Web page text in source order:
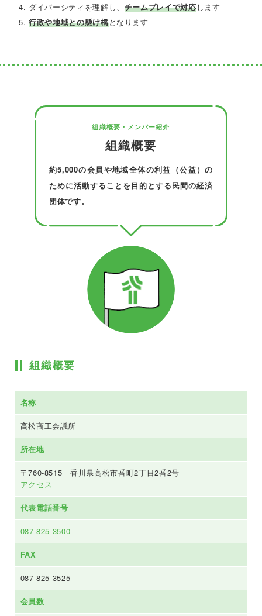
ダイバーシティを理解し、 チームプレイで対応します
行政や地域との懸け橋となります
組織概要・メンバー紹介
組織概要
約5,000の会員や地域全体の利益（公益）の
ために活動することを目的とする民間の経済
団体です。
組織概要
名称
高松商工会議所
所在地
〒760-8515 香川県高松市番町2丁目2番2号
アクセス
代表電話番号
087-825-3500
FAX
087-825-3525
会員数